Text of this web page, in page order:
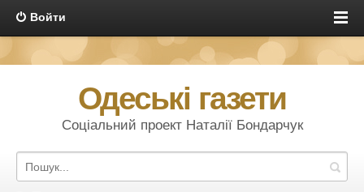
Войти
Одеські газети
Соціальний проект Наталії Бондарчук